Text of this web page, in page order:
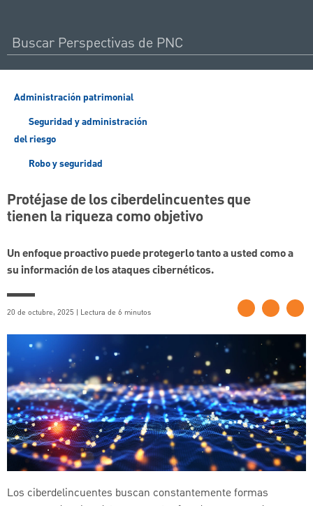
Administración patrimonial
Seguridad y administración
del riesgo
Robo y seguridad
Protéjase de los ciberdelincuentes que
tienen la riqueza como objetivo
Un enfoque proactivo puede protegerlo tanto a usted como a
su información de los ataques cibernéticos.
20 de octubre, 2025 | Lectura de 6 minutos
Los ciberdelincuentes buscan constantemente formas